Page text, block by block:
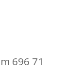
696 71